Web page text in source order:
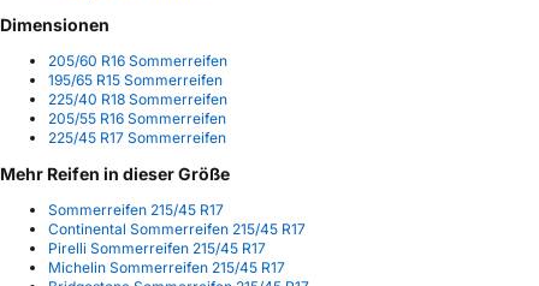
Dimensionen
205/60 R16 Sommerreifen
195/65 R15 Sommerreifen
225/40 R18 Sommerreifen
205/55 R16 Sommerreifen
225/45 R17 Sommerreifen
Mehr Reifen in dieser Größe
Sommerreifen 215/45 R17
Continental Sommerreifen 215/45 R17
Pirelli Sommerreifen 215/45 R17
Michelin Sommerreifen 215/45 R17